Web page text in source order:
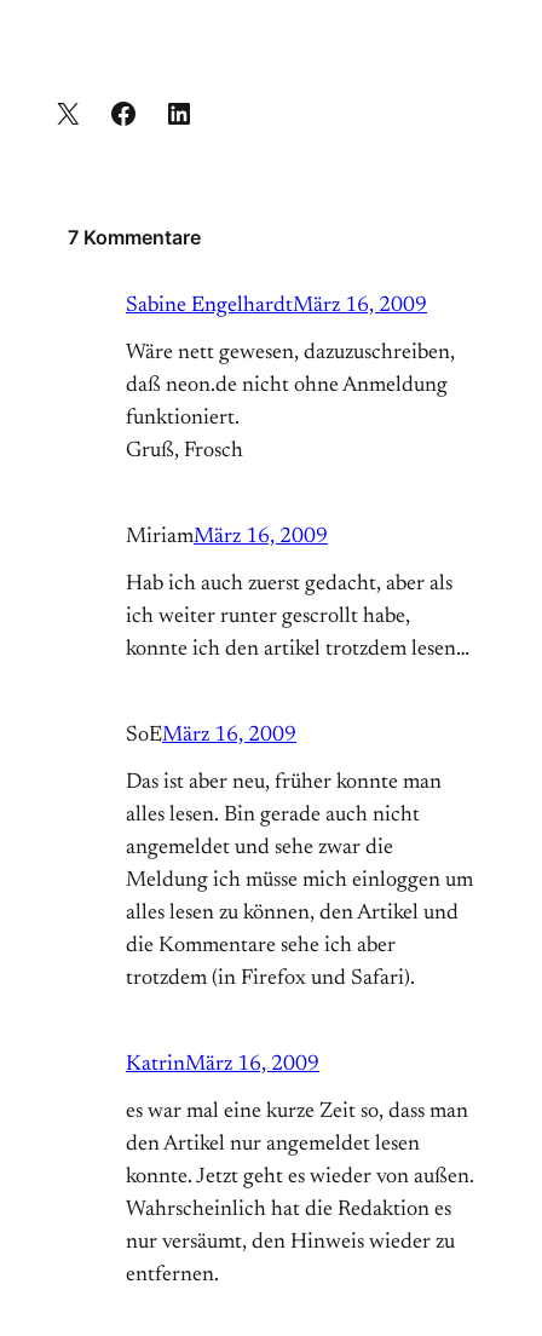
7 Kommentare
Sabine EngelhardtMärz 16, 2009
Wäre nett gewesen, dazuzuschreiben,
daß neon.de nicht ohne Anmeldung
funktioniert.
Gruß, Frosch
MiriamMärz 16, 2009
Hab ich auch zuerst gedacht, aber als
ich weiter runter gescrollt habe,
konnte ich den artikel trotzdem lesen…
SoEMärz 16, 2009
Das ist aber neu, früher konnte man
alles lesen. Bin gerade auch nicht
angemeldet und sehe zwar die
Meldung ich müsse mich einloggen um
alles lesen zu können, den Artikel und
die Kommentare sehe ich aber
trotzdem (in Firefox und Safari).
KatrinMärz 16, 2009
es war mal eine kurze Zeit so, dass man
den Artikel nur angemeldet lesen
konnte. Jetzt geht es wieder von außen.
Wahrscheinlich hat die Redaktion es
nur versäumt, den Hinweis wieder zu
entfernen.